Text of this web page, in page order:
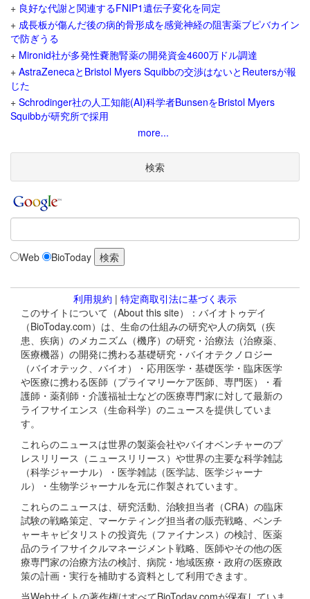
+ 良好な代謝と関連するFNIP1遺伝子変化を同定
+ 成長板が傷んだ後の病的骨形成を感覚神経の阻害薬ブピバカイン
で防ぎうる
+ Mironid社が多発性嚢胞腎薬の開発資金4600万ドル調達
+ AstraZenecaとBristol Myers Squibbの交渉はないとReutersが報
じた
+ Schrodinger社の人工知能(AI)科学者BunsenをBristol Myers
Squibbが研究所で採用
more...
検索
Web BioToday
利用規約 | 特定商取引法に基づく表示
このサイトについて（About this site）：バイオトゥデイ
（BioToday.com）は、生命の仕組みの研究や人の病気（疾
患、疾病）のメカニズム（機序）の研究・治療法（治療薬、
医療機器）の開発に携わる基礎研究・バイオテクノロジー
（バイオテック、バイオ）・応用医学・基礎医学・臨床医学
や医療に携わる医師（プライマリーケア医師、専門医）・看
護師・薬剤師・介護福祉士などの医療専門家に対して最新の
ライフサイエンス（生命科学）のニュースを提供していま
す。
これらのニュースは世界の製薬会社やバイオベンチャーのプ
レスリリース（ニュースリリース）や世界の主要な科学雑誌
（科学ジャーナル）・医学雑誌（医学誌、医学ジャーナ
ル）・生物学ジャーナルを元に作製されています。
これらのニュースは、研究活動、治験担当者（CRA）の臨床
試験の戦略策定、マーケティング担当者の販売戦略、ベンチ
ャーキャピタリストの投資先（ファイナンス）の検討、医薬
品のライフサイクルマネージメント戦略、医師やその他の医
療専門家の治療方法の検討、病院・地域医療・政府の医療政
策の計画・実行を補助する資料として利用できます。